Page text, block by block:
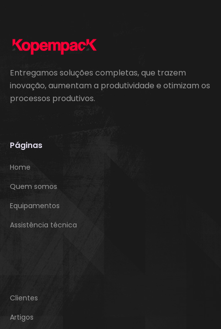
Entregamos soluções completas, que trazem
inovação, aumentam a produtividade e otimizam os
processos produtivos.
Páginas
Home
Quem somos
Equipamentos
Assistência técnica
Clientes
Artigos